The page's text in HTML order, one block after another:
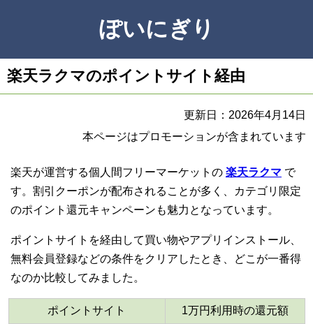
ぽいにぎり
楽天ラクマのポイントサイト経由
更新日：2026年4月14日
本ページはプロモーションが含まれています
楽天が運営する個人間フリーマーケットの 楽天ラクマ で
す。割引クーポンが配布されることが多く、カテゴリ限定
のポイント還元キャンペーンも魅力となっています。
ポイントサイトを経由して買い物やアプリインストール、
無料会員登録などの条件をクリアしたとき、どこが一番得
なのか比較してみました。
ポイントサイト 1万円利用時の還元額